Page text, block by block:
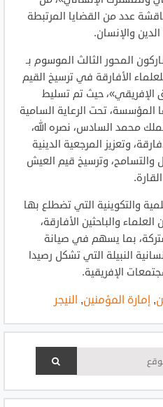
عدد من القضايا المرتبطة
والإنسان.
المحور الثالث الموسوم بـ
الأفارقة في ترسيخ القيم
الإفريقي»، حيث تم تسليط
المؤسسة، تحت الرعاية السامية
محمد السادس، نصره الله،
وتعزيز المرجعية الدينية
والتسامح، وترسيخ قيم العيش
والتكوينية التي تضطلع بها
والباحثين الأفارقة،
بما يسهم في صيانة
النبيلة التي تشكل رصيدا
الإفريقية.
, إمارة المؤمنين, النيجر